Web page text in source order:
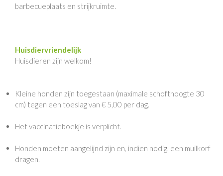
barbecueplaats en strijkruimte.
Huisdiervriendelijk
Huisdieren zijn welkom!
Kleine honden zijn toegestaan ​​(maximale schofthoogte 30
cm) tegen een toeslag van € 5,00 per dag.
Het vaccinatieboekje is verplicht.
Honden moeten aangelijnd zijn en, indien nodig, een muilkorf
dragen.